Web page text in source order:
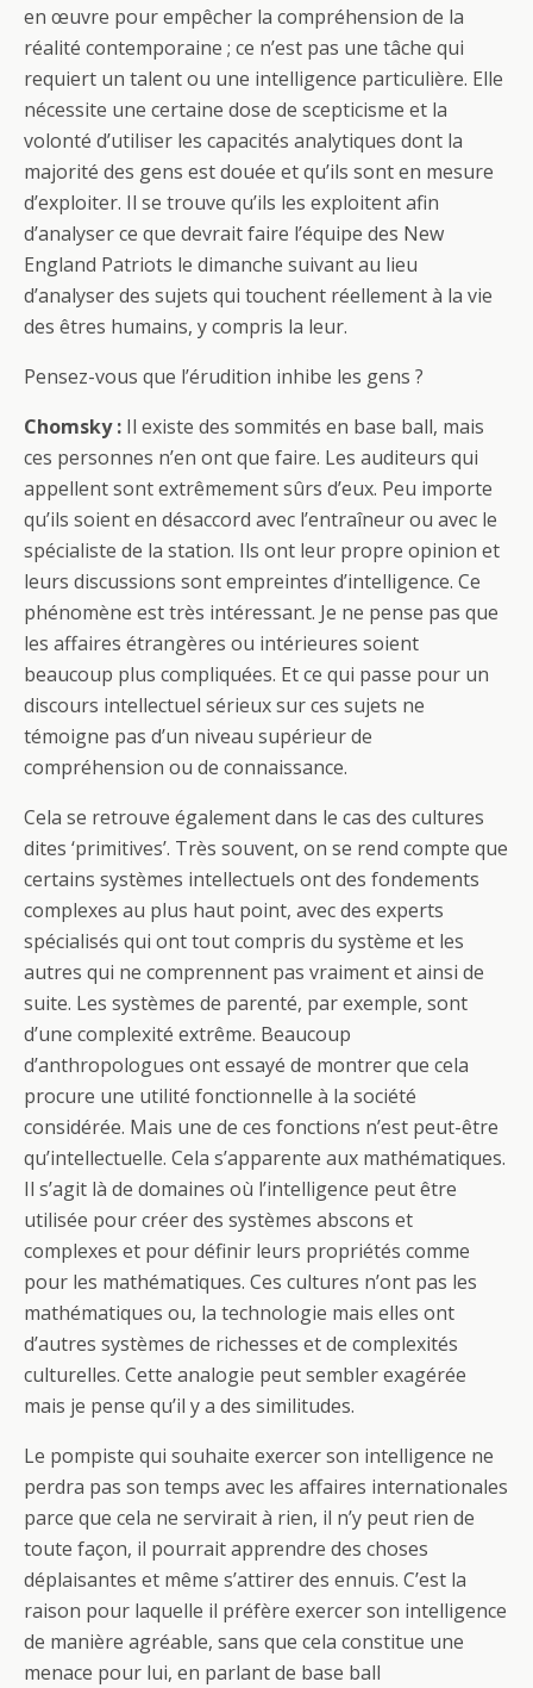
en œuvre pour empêcher la compréhension de la
réalité contemporaine ; ce n’est pas une tâche qui
requiert un talent ou une intelligence particulière. Elle
nécessite une certaine dose de scepticisme et la
volonté d’utiliser les capacités analytiques dont la
majorité des gens est douée et qu’ils sont en mesure
d’exploiter. Il se trouve qu’ils les exploitent afin
d’analyser ce que devrait faire l’équipe des New
England Patriots le dimanche suivant au lieu
d’analyser des sujets qui touchent réellement à la vie
des êtres humains, y compris la leur.
Pensez-vous que l’érudition inhibe les gens ?
Chomsky : Il existe des sommités en base ball, mais
ces personnes n’en ont que faire. Les auditeurs qui
appellent sont extrêmement sûrs d’eux. Peu importe
qu’ils soient en désaccord avec l’entraîneur ou avec le
spécialiste de la station. Ils ont leur propre opinion et
leurs discussions sont empreintes d’intelligence. Ce
phénomène est très intéressant. Je ne pense pas que
les affaires étrangères ou intérieures soient
beaucoup plus compliquées. Et ce qui passe pour un
discours intellectuel sérieux sur ces sujets ne
témoigne pas d’un niveau supérieur de
compréhension ou de connaissance.
Cela se retrouve également dans le cas des cultures
dites ‘primitives’. Très souvent, on se rend compte que
certains systèmes intellectuels ont des fondements
complexes au plus haut point, avec des experts
spécialisés qui ont tout compris du système et les
autres qui ne comprennent pas vraiment et ainsi de
suite. Les systèmes de parenté, par exemple, sont
d’une complexité extrême. Beaucoup
d’anthropologues ont essayé de montrer que cela
procure une utilité fonctionnelle à la société
considérée. Mais une de ces fonctions n’est peut-être
qu’intellectuelle. Cela s’apparente aux mathématiques.
Il s’agit là de domaines où l’intelligence peut être
utilisée pour créer des systèmes abscons et
complexes et pour définir leurs propriétés comme
pour les mathématiques. Ces cultures n’ont pas les
mathématiques ou, la technologie mais elles ont
d’autres systèmes de richesses et de complexités
culturelles. Cette analogie peut sembler exagérée
mais je pense qu’il y a des similitudes.
Le pompiste qui souhaite exercer son intelligence ne
perdra pas son temps avec les affaires internationales
parce que cela ne servirait à rien, il n’y peut rien de
toute façon, il pourrait apprendre des choses
déplaisantes et même s’attirer des ennuis. C’est la
raison pour laquelle il préfère exercer son intelligence
de manière agréable, sans que cela constitue une
menace pour lui, en parlant de base ball